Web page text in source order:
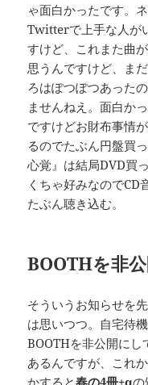
ゃ面白かったです。
Twitterで上手な人が
すけど、これまた曲
思うんですけど、ま
ろはぽつぽつあった
ませんねえ。面白か
ですけどお財布事情
るのでたぶん円盤買
心覚』は結局DVD買
くちゃ好みなのでCD
たぶん聴き込む。
BOOTHを非
そういうお知らせを
は思いつつ。自宅待
BOOTHを非公開にし
あるんですが、これ